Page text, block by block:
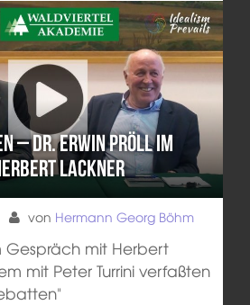
– Dr. Erwin Pröll im
Lackner
von Hermann Georg Böhm
Gespräch mit Herbert
mit Peter Turrini verfaßten